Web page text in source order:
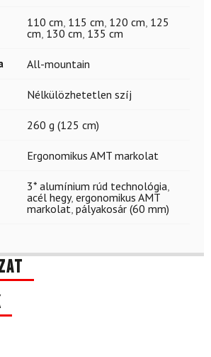
110 cm 115 cm 120 cm 125
cm 130 cm 135 cm
All-mountain
Nélkülözhetetlen szíj
260 g (125 cm)
Ergonomikus AMT markolat
3* alumínium rúd technológia
acél hegy, ergonomikus AMT
markolat pályakosár (60 mm)